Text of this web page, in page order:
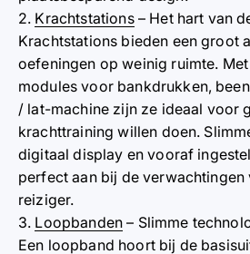
2. Krachtstations– Het hart van
Krachtstations bieden een groot
oefeningen op weinig ruimte.
modules voor bankdrukken,
/ lat-machine zijn ze ideaal voor
krachttraining willen doen.
digitaal display en vooraf
perfect aan bij de verwachtingen
reiziger.
3. Loopbanden – Slimme
Een loopband hoort bij de